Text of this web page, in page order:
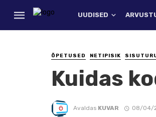
UUDISED
ÕPETUSED NETIPISIK
Kuidas
Avaldas KUVAR 08/04/